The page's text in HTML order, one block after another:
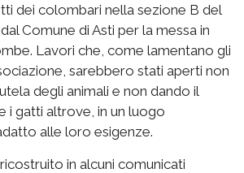
dei colombari nella sezione B del
Comune di Asti per la messa in
Lavori che, come lamentano gli
sarebbero stati aperti non
degli animali e non dando il
i gatti altrove, in un luogo
alle loro esigenze.
in alcuni comunicati